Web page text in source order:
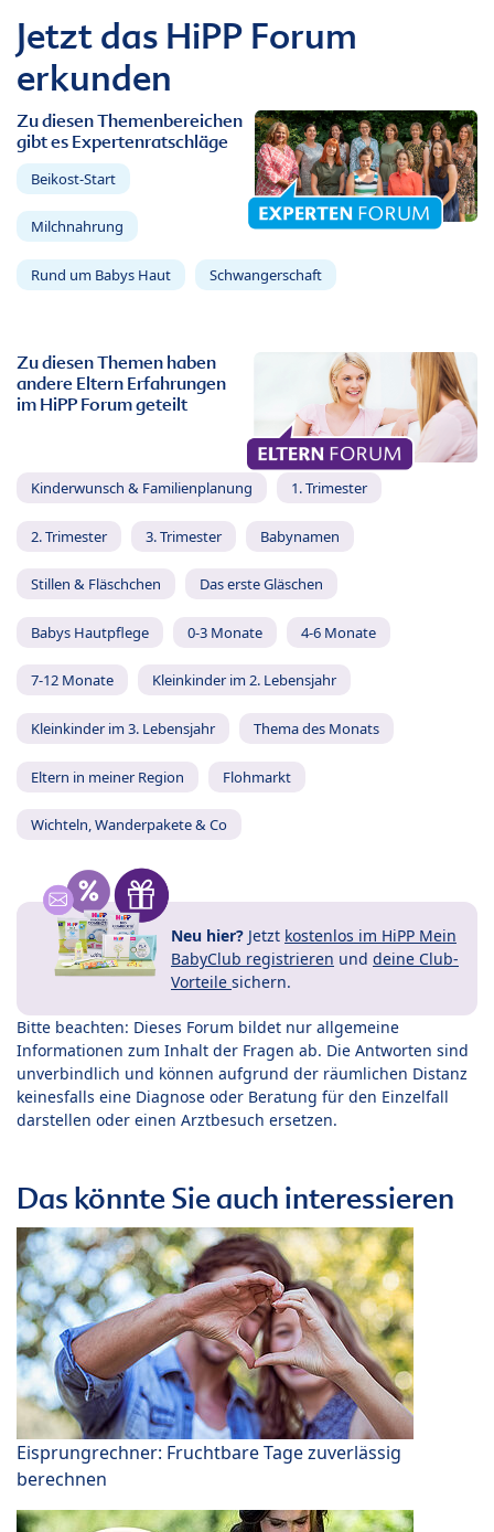
Jetzt das HiPP Forum
erkunden
Zu diesen Themenbereichen
gibt es Expertenratschläge
Beikost-Start
Milchnahrung
Rund um Babys Haut Schwangerschaft
Zu diesen Themen haben
andere Eltern Erfahrungen
im HiPP Forum geteilt
Kinderwunsch & Familienplanung 1. Trimester
2. Trimester 3. Trimester Babynamen
Stillen & Fläschchen Das erste Gläschen
Babys Hautpflege 0-3 Monate 4-6 Monate
7-12 Monate Kleinkinder im 2. Lebensjahr
Kleinkinder im 3. Lebensjahr Thema des Monats
Eltern in meiner Region Flohmarkt
Wichteln, Wanderpakete & Co
Neu hier? Jetzt kostenlos im HiPP Mein
BabyClub registrieren und deine Club-
Vorteile sichern.
Bitte beachten: Dieses Forum bildet nur allgemeine
Informationen zum Inhalt der Fragen ab. Die Antworten sind
unverbindlich und können aufgrund der räumlichen Distanz
keinesfalls eine Diagnose oder Beratung für den Einzelfall
darstellen oder einen Arztbesuch ersetzen.
Das könnte Sie auch interessieren
Eisprungrechner: Fruchtbare Tage zuverlässig
berechnen